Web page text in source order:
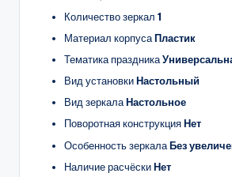
Количество зеркал 1
Материал корпусаПластик
Тематика праздника
Вид установкиНастольный
Вид зеркалаНастольное
Поворотная конструкцияНет
Особенность зеркалаБез
Наличие расчёскиНет